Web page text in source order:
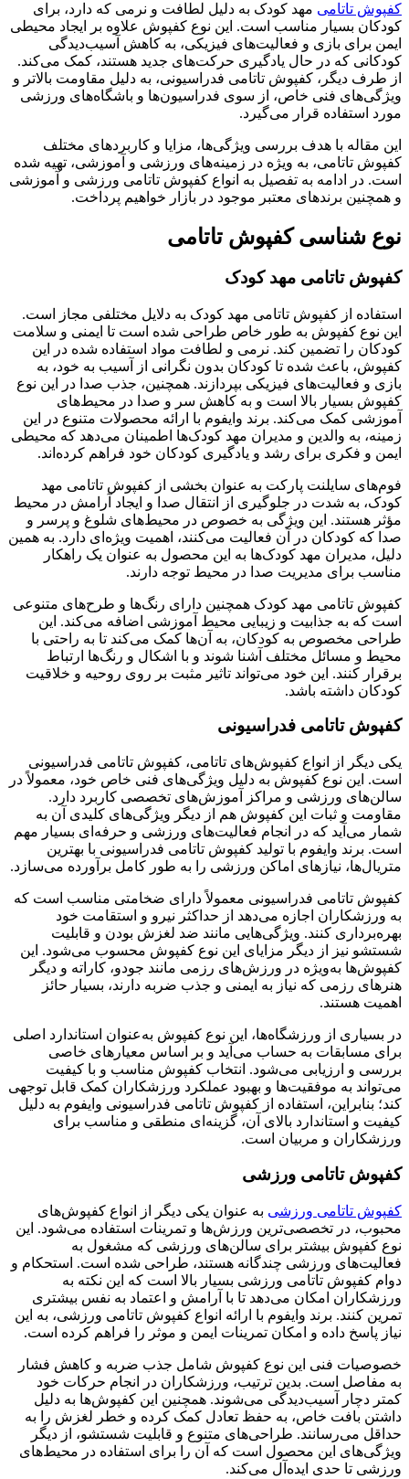
کفپوش تاتامی مهد کودک به دلیل لطافت و نرمی که دارد، برای
کودکان بسیار مناسب است. این نوع کفپوش علاوه بر ایجاد محیطی
ایمن برای بازی و فعالیت‌های فیزیکی، به کاهش آسیب‌دیدگی
کودکانی که در حال یادگیری حرکت‌های جدید هستند، کمک می‌کند.
از طرف دیگر، کفپوش تاتامی فدراسیونی، به دلیل مقاومت بالاتر و
ویژگی‌های فنی خاص، از سوی فدراسیون‌ها و باشگاه‌های ورزشی
مورد استفاده قرار می‌گیرد.
این مقاله با هدف بررسی ویژگی‌ها، مزایا و کاربردهای مختلف
کفپوش تاتامی، به ویژه در زمینه‌های ورزشی و آموزشی، تهیه شده
است. در ادامه به تفصیل به انواع کفپوش تاتامی ورزشی و آموزشی
و همچنین برندهای معتبر موجود در بازار خواهیم پرداخت.
نوع‌ شناسی کفپوش تاتامی
کفپوش تاتامی مهد کودک
استفاده از کفپوش تاتامی مهد کودک به دلایل مختلفی مجاز است.
این نوع کفپوش به طور خاص طراحی شده است تا ایمنی و سلامت
کودکان را تضمین کند. نرمی و لطافت مواد استفاده شده در این
کفپوش، باعث شده تا کودکان بدون نگرانی از آسیب به خود، به
بازی و فعالیت‌های فیزیکی بپردازند. همچنین، جذب صدا در این نوع
کفپوش بسیار بالا است و به کاهش سر و صدا در محیط‌های
آموزشی کمک می‌کند. برند وایفوم با ارائه محصولات متنوع در این
زمینه، به والدین و مدیران مهد کودک‌ها اطمینان می‌دهد که محیطی
ایمن و فکری برای رشد و یادگیری کودکان خود فراهم کرده‌اند.
فوم‌های سایلنت پارکت به عنوان بخشی از کفپوش تاتامی مهد
کودک، به شدت در جلوگیری از انتقال صدا و ایجاد آرامش در محیط
مؤثر هستند. این ویژگی به خصوص در محیط‌های شلوغ و پرسر و
صدا که کودکان در آن فعالیت می‌کنند، اهمیت ویژه‌ای دارد. به همین
دلیل، مدیران مهد کودک‌ها به این محصول به عنوان یک راهکار
مناسب برای مدیریت صدا در محیط توجه دارند.
کفپوش تاتامی مهد کودک همچنین دارای رنگ‌ها و طرح‌های متنوعی
است که به جذابیت و زیبایی محیط آموزشی اضافه می‌کند. این
طراحی‌ مخصوص به کودکان، به آن‌ها کمک می‌کند تا به راحتی با
محیط و مسائل مختلف آشنا شوند و با اشکال و رنگ‌ها ارتباط
برقرار کنند. این خود می‌تواند تاثیر مثبت بر روی روحیه و خلاقیت
کودکان داشته باشد.
کفپوش تاتامی فدراسیونی
یکی دیگر از انواع کفپوش‌های تاتامی، کفپوش تاتامی فدراسیونی
است. این نوع کفپوش به دلیل ویژگی‌های فنی خاص خود، معمولاً در
سالن‌های ورزشی و مراکز آموزش‌های تخصصی کاربرد دارد.
مقاومت و ثبات این کفپوش هم از دیگر ویژگی‌های کلیدی آن به
شمار می‌آید که در انجام فعالیت‌های ورزشی و حرفه‌ای بسیار مهم
است. برند وایفوم با تولید کفپوش تاتامی فدراسیونی با بهترین
متریال‌ها، نیازهای اماکن ورزشی را به طور کامل برآورده می‌سازد.
کفپوش تاتامی فدراسیونی معمولاً دارای ضخامتی مناسب است که
به ورزشکاران اجازه می‌دهد از حداکثر نیرو و استقامت خود
بهره‌برداری کنند. ویژگی‌هایی مانند ضد لغزش بودن و قابلیت
شستشو نیز از دیگر مزایای این نوع کفپوش محسوب می‌شود. این
کفپوش‌ها به‌ویژه در ورزش‌های رزمی مانند جودو، کاراته و دیگر
هنرهای رزمی که نیاز به ایمنی و جذب ضربه دارند، بسیار حائز
اهمیت هستند.
در بسیاری از ورزشگاه‌ها، این نوع کفپوش به‌عنوان استاندارد اصلی
برای مسابقات به حساب می‌آید و بر اساس معیارهای خاصی
بررسی و ارزیابی می‌شود. انتخاب کفپوش مناسب و با کیفیت
می‌تواند به موفقیت‌ها و بهبود عملکرد ورزشکاران کمک قابل توجهی
کند؛ بنابراین، استفاده از کفپوش تاتامی فدراسیونی وایفوم به دلیل
کیفیت و استاندارد بالای آن، گزینه‌ای منطقی و مناسب برای
ورزشکاران و مربیان است.
کفپوش تاتامی ورزشی
کفپوش تاتامی ورزشی به عنوان یکی دیگر از انواع کفپوش‌های
محبوب، در تخصصی‌ترین ورزش‌ها و تمرینات استفاده می‌شود. این
نوع کفپوش بیشتر برای سالن‌های ورزشی که مشغول به
فعالیت‌های ورزشی چندگانه هستند، طراحی شده است. استحکام و
دوام کفپوش تاتامی ورزشی بسیار بالا است که این نکته به
ورزشکاران امکان می‌دهد تا با آرامش و اعتماد به نفس بیشتری
تمرین کنند. برند وایفوم با ارائه انواع کفپوش تاتامی ورزشی، به این
نیاز پاسخ داده و امکان تمرینات ایمن و موثر را فراهم کرده است.
خصوصیات فنی این نوع کفپوش شامل جذب ضربه و کاهش فشار
به مفاصل است. بدین ترتیب، ورزشکاران در انجام حرکات خود
کمتر دچار آسیب‌دیدگی می‌شوند. همچنین این کفپوش‌ها به دلیل
داشتن بافت خاص، به حفظ تعادل کمک کرده و خطر لغزش را به
حداقل می‌رسانند. طراحی‌های متنوع و قابلیت شستشو، از دیگر
ویژگی‌های این محصول است که آن را برای استفاده در محیط‌های
ورزشی تا حدی ایده‌آل می‌کند.